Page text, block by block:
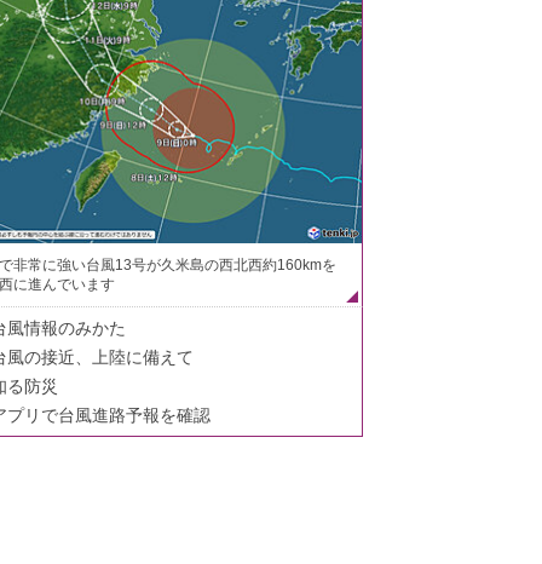
非常に強い台風13号が久米島の西北西約160kmを
に進んでいます
風情報のみかた
風の接近、上陸に備えて
る防災
プリで台風進路予報を確認